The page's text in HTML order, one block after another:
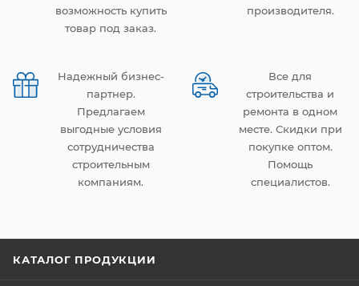
возможность купить
товар под заказ.
производителя.
Надежный бизнес-
партнер.
Предлагаем
выгодные условия
сотрудничества
строительным
компаниям.
Все для
строительства и
ремонта в одном
месте. Скидки при
покупке оптом.
Помощь
специалистов.
КАТАЛОГ ПРОДУКЦИИ